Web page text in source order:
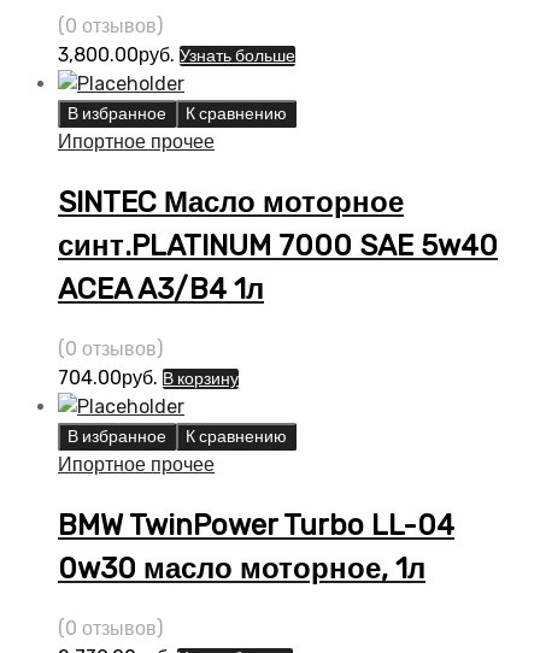
(0 отзывов)
3,800.00руб. Узнать больше
В избранное К сравнению
Ипортное прочее
SINTEC Масло моторное
синт.PLATINUM 7000 SAE 5w40
ACEA A3/B4 1л
(0 отзывов)
704.00руб. В корзину
В избранное К сравнению
Ипортное прочее
BMW TwinPower Turbo LL-04
0w30 масло моторное, 1л
(0 отзывов)